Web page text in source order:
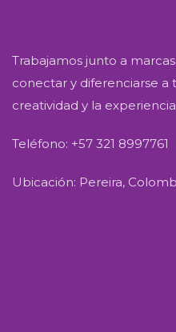
Trabajamos junto a
conectar y diferenciarse a
creatividad y la
Teléfono: +57 321 8997761
Ubicación: Pereira,